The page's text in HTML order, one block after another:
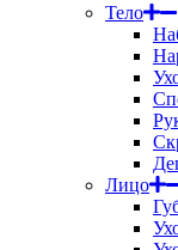
Тело
Лицо